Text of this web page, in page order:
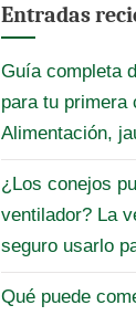
Entradas
Guía completa
para tu primera
Alimentación,
¿Los conejos
ventilador? La
seguro usarlo
Qué puede